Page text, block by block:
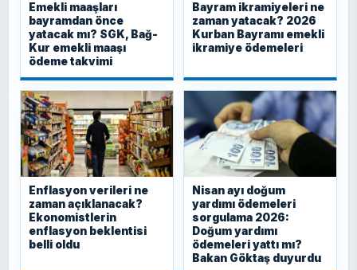
Emekli maaşları
bayramdan önce
yatacak mı? SGK, Bağ-
Kur emekli maaşı
ödeme takvimi
Bayram ikramiyeleri ne
zaman yatacak? 2026
Kurban Bayramı emekli
ikramiye ödemeleri
Enflasyon verileri ne
zaman açıklanacak?
Ekonomistlerin
enflasyon beklentisi
belli oldu
Nisan ayı doğum
yardımı ödemeleri
sorgulama 2026:
Doğum yardımı
ödemeleri yattı mı?
Bakan Göktaş duyurdu